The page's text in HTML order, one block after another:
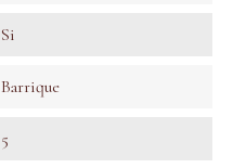
Si
Barrique
5